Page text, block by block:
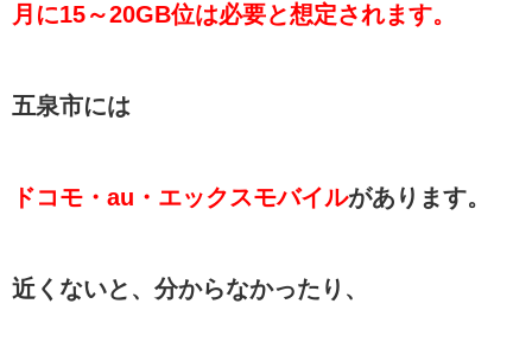
月に15～20GB位は必要と想定されます。
五泉市には
ドコモ・au・エックスモバイルがあります。
近くないと、分からなかったり、